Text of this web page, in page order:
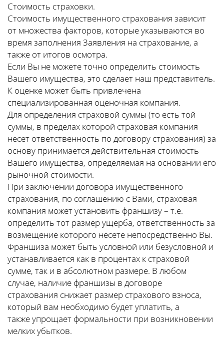
Стоимость страховки.
Стоимость имущественного страхования зависит
от множества факторов, которые указываются во
время заполнения Заявления на страхование, а
также от итогов осмотра.
Если Вы не можете точно определить стоимость
Вашего имущества, это сделает наш представитель.
К оценке может быть привлечена
специализированная оценочная компания.
Для определения страховой суммы (то есть той
суммы, в пределах которой страховая компания
несет ответственность по договору страхования) за
основу принимается действительная стоимость
Вашего имущества, определяемая на основании его
рыночной стоимости.
При заключении договора имущественного
страхования, по соглашению с Вами, страховая
компания может установить франшизу – т.е.
определить тот размер ущерба, ответственность за
возмещение которого несете непосредственно Вы.
Франшиза может быть условной или безусловной и
устанавливается как в процентах к страховой
сумме, так и в абсолютном размере. В любом
случае, наличие франшизы в договоре
страхования снижает размер страхового взноса,
который вам необходимо будет уплатить, а
также упрощает формальности при возникновении
мелких убытков.